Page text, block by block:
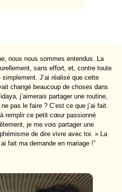
nous nous sommes entendus. La
sans effort, et, contre toute
J’ai réalisé que cette
changé beaucoup de choses dans
j’aimerais partager une routine,
pas le faire ? C’est ce que j’ai fait.
remplir ce petit cœur passionné
je me vois partager une
de dire vivre avec toi. » La
fait ma demande en mariage !”